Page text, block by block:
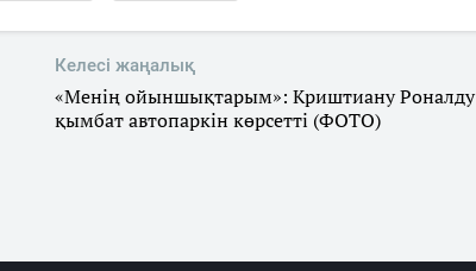
Келесі жаңалық
«Менің ойыншықтарым»: Криштиану Роналду
қымбат автопаркін көрсетті (ФОТО)